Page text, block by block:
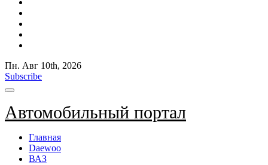
Пн. Авг 10th, 2026
Subscribe
Автомобильный портал
Главная
Daewoo
ВАЗ